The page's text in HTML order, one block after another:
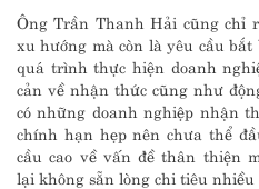
Ông Trần Thanh Hải cũng chỉ
xu hướng mà còn là yêu cầu
quá trình thực hiện doanh
cản về nhận thức cũng như
có những doanh nghiệp nhận
chính hạn hẹp nên chưa thể
cầu cao về vấn đề thân thiện
lại không sẵn lòng chi tiêu nhiều